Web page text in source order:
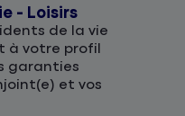
- Loisirs
de la vie
à votre profil
garanties
et vos